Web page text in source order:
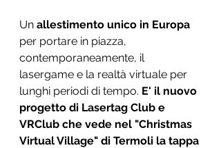
Un allestimento unico in Europa
per portare in piazza,
contemporaneamente, il
lasergame e la realtà virtuale per
lunghi periodi di tempo. E' il nuovo
progetto di Lasertag Club e
VRClub che vede nel "Christmas
Virtual Village" di Termoli la tappa